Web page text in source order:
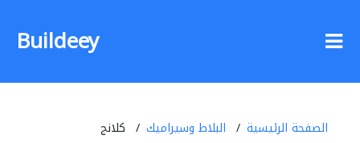
Buildeey
الصفحة الرئيسية البلاط وسيراميك كلانج